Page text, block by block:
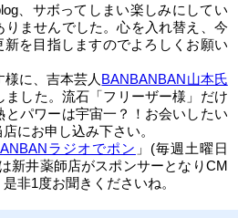
、サボってしまい楽しみにしてい
りませんでした。心を入れ替え、今
新を目指しますのでよろしくお願い
に、吉本芸人 BANBANBAN山本氏
ました。流石「フリーザー様」だけ
パワーは宇宙一？！お会いしたい
にお申し込み下さい。
ラジオでポン 」(毎週土曜日
新井薬師店がスポンサーとなりCM
非1度お聞きくださいね。